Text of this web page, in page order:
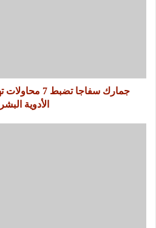
جمارك سفاجا
الأدوية